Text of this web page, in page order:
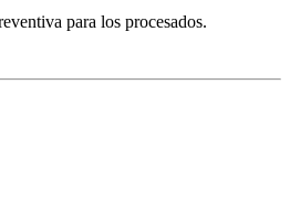
para los procesados.